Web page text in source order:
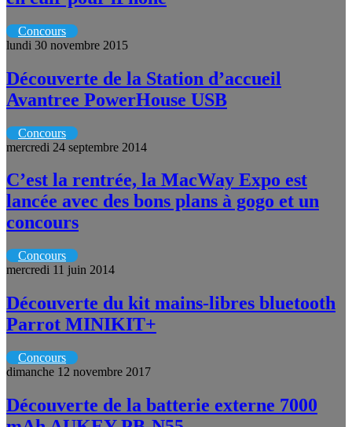
Concours
lundi 30 novembre 2015
Découverte de la Station d’accueil
Avantree PowerHouse USB
Concours
mercredi 24 septembre 2014
C’est la rentrée, la MacWay Expo est
lancée avec des bons plans à gogo et un
concours
Concours
mercredi 11 juin 2014
Découverte du kit mains-libres bluetooth
Parrot MINIKIT+
Concours
dimanche 12 novembre 2017
Découverte de la batterie externe 7000